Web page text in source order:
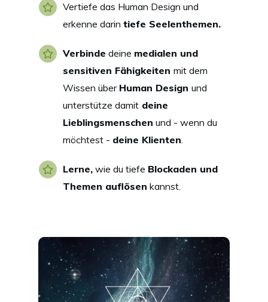
Vertiefe das Human Design und
erkenne darin tiefe Seelenthemen.
Verbinde deine medialen und
sensitiven Fähigkeiten mit dem
Wissen über Human Design und
unterstütze damit deine
Lieblingsmenschen und - wenn du
möchtest - deine Klienten.
Lerne, wie du tiefe Blockaden und
Themen auflösen kannst.